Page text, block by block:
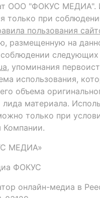
ООО "ФОКУС МЕДИА".
только при
пользования
размещенную на
следующих
, упоминания
использования,
объема
лида материала.
только при
Компании.
МЕДИА»
ФОКУС
онлайн-медиа в